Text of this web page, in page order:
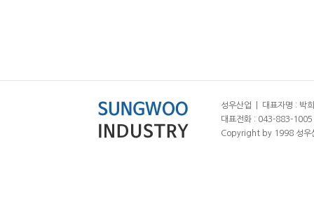
성우산업 | 대표자명 : 박
대표전화 : 043-883-
Copyright by 1998 성